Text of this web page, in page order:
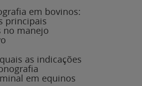
em bovinos:
principais
no manejo
as indicações
em equinos